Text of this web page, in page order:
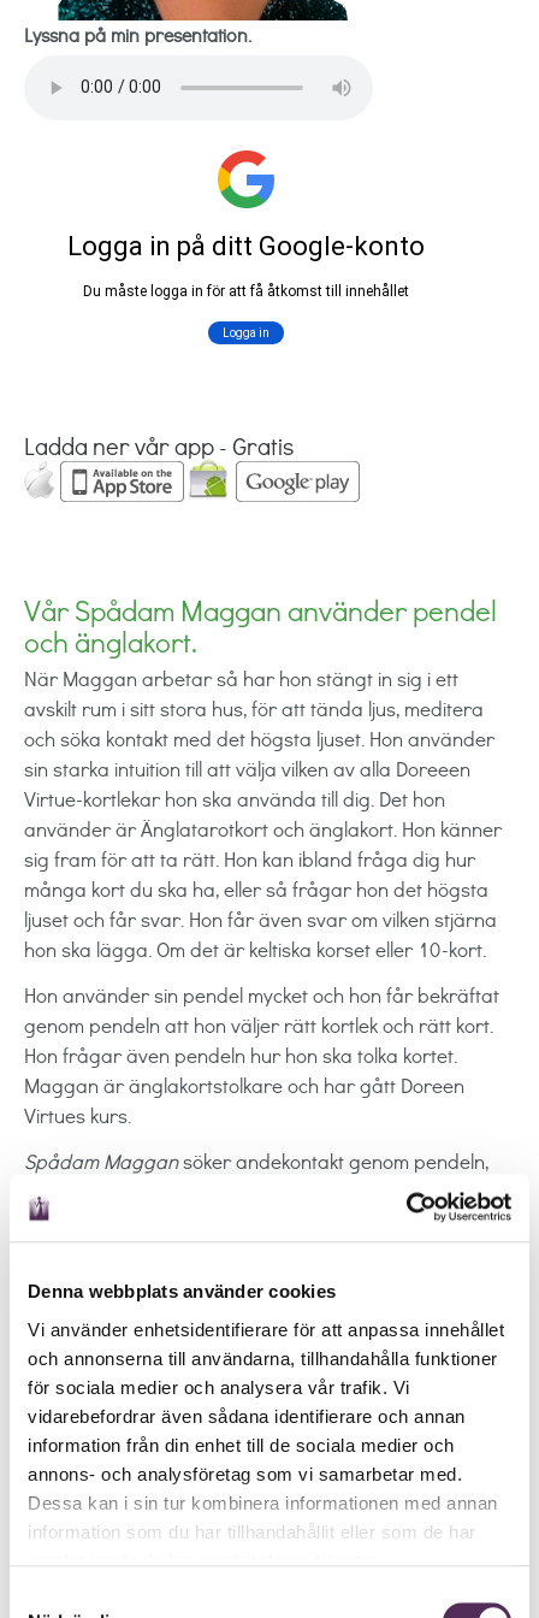
Denna webbplats använder cookies
Vi använder enhetsidentifierare för att anpassa innehållet
och annonserna till användarna, tillhandahålla funktioner
för sociala medier och analysera vår trafik. Vi
vidarebefordrar även sådana identifierare och annan
information från din enhet till de sociala medier och
annons- och analysföretag som vi samarbetar med.
Dessa kan i sin tur kombinera informationen med annan
information som du har tillhandahållit eller som de har
Lyssna på min presentation.
Ladda ner vår app - Gratis
Vår Spådam Maggan använder pendel
och änglakort.
När Maggan arbetar så har hon stängt in sig i ett
avskilt rum i sitt stora hus, för att tända ljus, meditera
och söka kontakt med det högsta ljuset. Hon använder
sin starka intuition till att välja vilken av alla Doreeen
Virtue-kortlekar hon ska använda till dig. Det hon
använder är Änglatarotkort och änglakort. Hon känner
sig fram för att ta rätt. Hon kan ibland fråga dig hur
många kort du ska ha, eller så frågar hon det högsta
ljuset och får svar. Hon får även svar om vilken stjärna
hon ska lägga. Om det är keltiska korset eller 10-kort.
Hon använder sin pendel mycket och hon får bekräftat
genom pendeln att hon väljer rätt kortlek och rätt kort.
Hon frågar även pendeln hur hon ska tolka kortet.
Maggan är änglakortstolkare och har gått Doreen
Virtues kurs.
Spådam Maggansöker andekontakt genom pendeln,
och kan även få in anhöriga från andra sidan, men det
kanske inte är den person du önskar som kommer, utan
den som vill komma fram. Hon kanaliserar deras
budskap och förmedlar till dig. Inga frågor är för svåra,
healing på distans i samtalet. Hon hittar försvunna
saker och djur. Maggan spår på svenska och engelska.
Rekommendation:
Maggan har en mycket behaglig röst och hon vägleder
lugnt och säkert. Jag frågade henne om mig som
person och hon kunde läsa av mig pricksäkert. Hon
förutspådde även min mediala utveckling och pekade